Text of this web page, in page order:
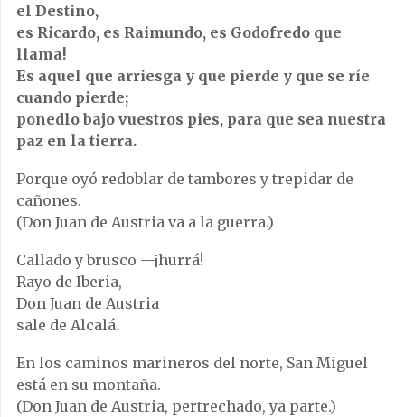
el Destino,
es Ricardo, es Raimundo, es Godofredo que
llama!
Es aquel que arriesga y que pierde y que se ríe
cuando pierde;
ponedlo bajo vuestros pies, para que sea nuestra
paz en la tierra.
Porque oyó redoblar de tambores y trepidar de
cañones.
(Don Juan de Austria va a la guerra.)
Callado y brusco —¡hurrá!
Rayo de Iberia,
Don Juan de Austria
sale de Alcalá.
En los caminos marineros del norte, San Miguel
está en su montaña.
(Don Juan de Austria, pertrechado, ya parte.)